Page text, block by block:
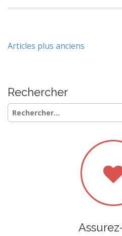
Navigation
Articles plus anciens
Rechercher
Rechercher :